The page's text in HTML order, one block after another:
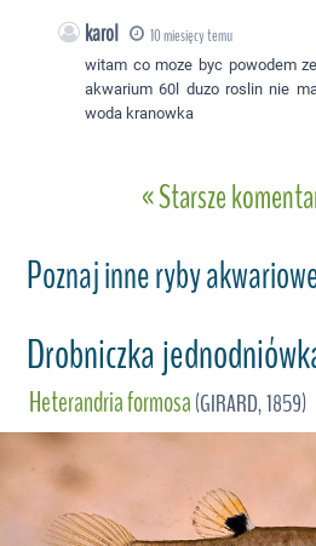
karol 10 miesięcy temu
witam co moze byc powodem
akwarium 60l duzo roslin nie
woda kranowka
« Starsze
Poznaj inne ryby
Drobniczka
Heterandria formosa(GIRARD, 1859)